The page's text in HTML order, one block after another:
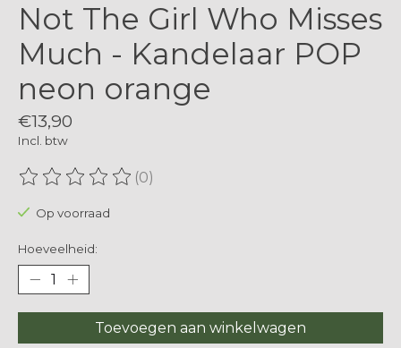
Not The Girl Who Misses
Much - Kandelaar POP
neon orange
€13,90
Incl. btw
De beoordeling van dit product is
(0)
Op voorraad
Hoeveelheid:
Toevoegen aan winkelwagen